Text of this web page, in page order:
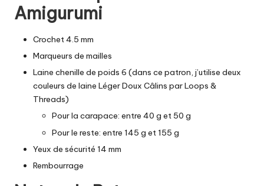
Amigurumi
Crochet 4.5 mm
Marqueurs de mailles
Laine chenille de poids 6 (dans ce patron, j’utilise deux
couleurs de laine Léger Doux Câlins par Loops &
Threads)
Pour la carapace: entre 40 g et 50 g
Pour le reste: entre 145 g et 155 g
Yeux de sécurité 14 mm
Rembourrage